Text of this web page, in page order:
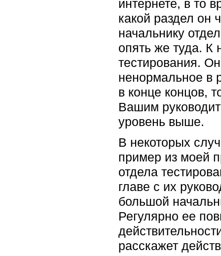
интернете, в то
какой раздел он
начальнику
опять же туда. К
тестирования.
ненормальное в
в конце концов,
Вашим
уровень выше.
В некоторых
пример из моей
отдела
главе с их
большой
Регулярно ее
расскажет